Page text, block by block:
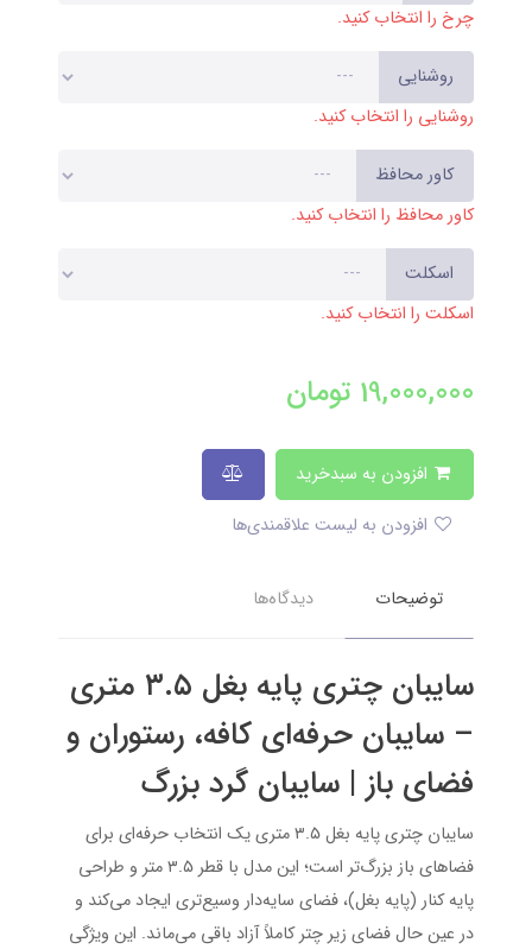
چرخ را انتخاب کنید.
روشنایی
روشنایی را انتخاب کنید.
کاور محافظ
کاور محافظ را انتخاب کنید.
اسکلت
اسکلت را انتخاب کنید.
19,000,000 تومان
توضیحات دیدگاه‌ها
سایبان چتری پایه بغل ۳.۵ متری
– سایبان حرفه‌ای کافه، رستوران و
فضای باز | سایبان گرد بزرگ
سایبان چتری پایه بغل ۳.۵ متری یک انتخاب حرفه‌ای برای
فضاهای باز بزرگ‌تر است؛ این مدل با قطر ۳.۵ متر و طراحی
پایه کنار (پایه بغل)، فضای سایه‌دار وسیع‌تری ایجاد می‌کند و
در عین حال فضای زیر چتر کاملاً آزاد باقی می‌ماند. این ویژگی